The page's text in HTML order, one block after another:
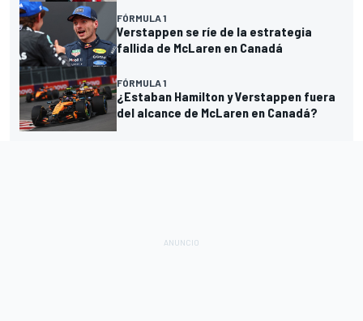
FÓRMULA 1
Verstappen se ríe de la estrategia
fallida de McLaren en Canadá
FÓRMULA 1
¿Estaban Hamilton y Verstappen fuera
del alcance de McLaren en Canadá?